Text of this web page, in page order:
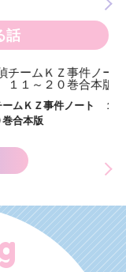
話
Ｚ事件ノート １１
本版